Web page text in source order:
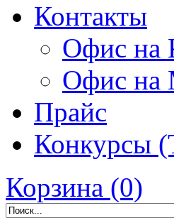
Контакты
Офис на
Офис на
Прайс
Конкурсы
Корзина (0)